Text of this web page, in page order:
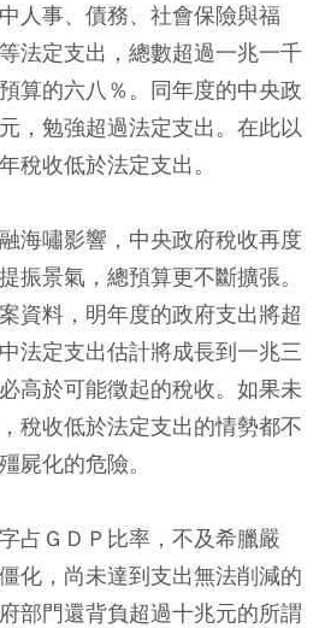
人事、債務、社會保險與福
法定支出，總數超過一兆一千
算的六八％。同年度的中央政
，勉強超過法定支出。在此以
稅收低於法定支出。
嘯影響，中央政府稅收再度
振景氣，總預算更不斷擴張。
資料，明年度的政府支出將超
法定支出估計將成長到一兆三
高於可能徵起的稅收。如果未
稅收低於法定支出的情勢都不
屍化的危險。
占ＧＤＰ比率，不及希臘嚴
化，尚未達到支出無法削減的
部門還背負超過十兆元的所謂